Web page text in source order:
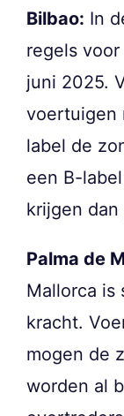
Bilbao: In
regels voor
juni 2025.
voertuigen
label de
een B-
krijgen dan
Palma de
Mallorca is
kracht.
mogen de
worden al